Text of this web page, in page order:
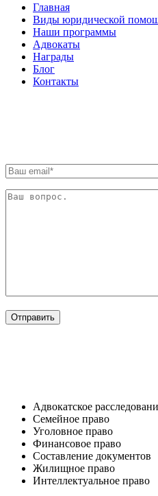
Главная
Виды юридической
Наши программы
Адвокаты
Награды
Блог
Контакты
Адвокатское
Семейное право​
Уголовное право​
Финансовое право
Составление документов​
Жилищное право​
Интеллектуальное право